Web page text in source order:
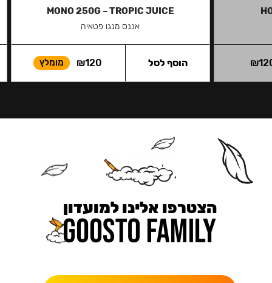
₪
MONO 250G – TROPIC JUICE
אננס מנגו פטאיה
₪120 מומלץ הוסף לסל
הצטרפו אלינו למועדון